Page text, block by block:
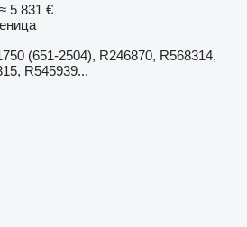
≈ 5 831 €
(651-2504), R246870, R568314,
R545939...